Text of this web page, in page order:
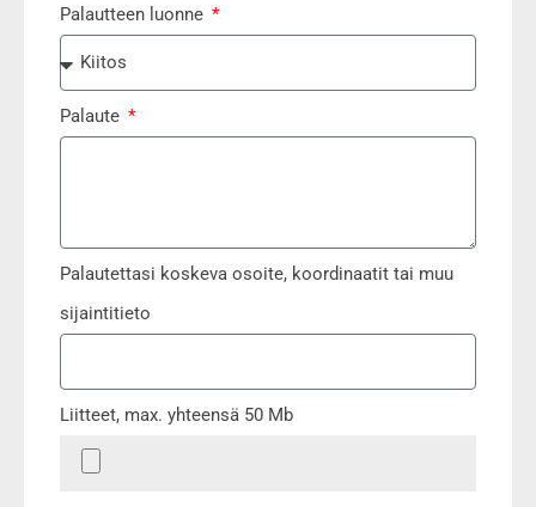
Palautteen luonne
Palaute
Palautettasi koskeva osoite, koordinaatit tai muu
sijaintitieto
Liitteet, max. yhteensä 50 Mb